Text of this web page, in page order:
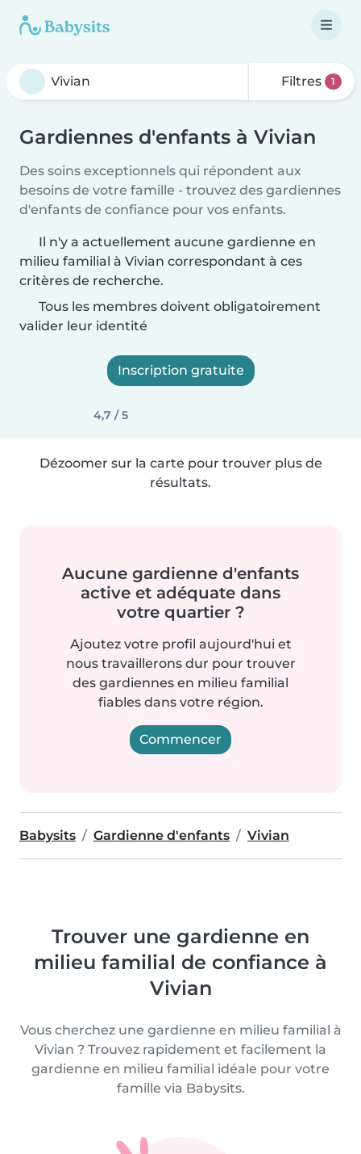
Filtres 1
Gardiennes d'enfants à Vivian
Des soins exceptionnels qui répondent aux
besoins de votre famille - trouvez des gardiennes
d'enfants de confiance pour vos enfants.
Il n'y a actuellement aucune gardienne en
milieu familial à Vivian correspondant à ces
critères de recherche.
Tous les membres doivent obligatoirement
valider leur identité
Inscription gratuite
4,7 / 5
Dézoomer sur la carte pour trouver plus de
résultats.
Aucune gardienne d'enfants
active et adéquate dans
votre quartier ?
Ajoutez votre profil aujourd'hui et
nous travaillerons dur pour trouver
des gardiennes en milieu familial
fiables dans votre région.
Commencer
Babysits Gardienne d'enfants Vivian
Trouver une gardienne en
milieu familial de confiance à
Vivian
Vous cherchez une gardienne en milieu familial à
Vivian ? Trouvez rapidement et facilement la
gardienne en milieu familial idéale pour votre
famille via Babysits.